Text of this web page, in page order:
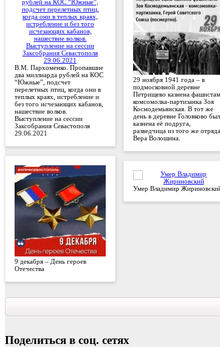
В.М. Пархоменко. Пропавшие
два миллиарда рублей на КОС
“Южные”, подсчет
перелетных птиц, когда они в
теплых краях, истребление и
без того исчезающих кабанов,
нашествие волков.
Выступление на сессии
Заксобрания Севастополя
29.06.2021
9 декабря – День героев
Отечества
29 ноября 1941 года – в
подмосковной деревне
Петрищево казнена
комсомолка-партизанка Зоя
Космодемьянская. В тот же
день в деревне Головково
казнена её подруга,
разведчица из того же отряда
Вера Волошина.
Умер Владимир
Поделиться в соц. сетях